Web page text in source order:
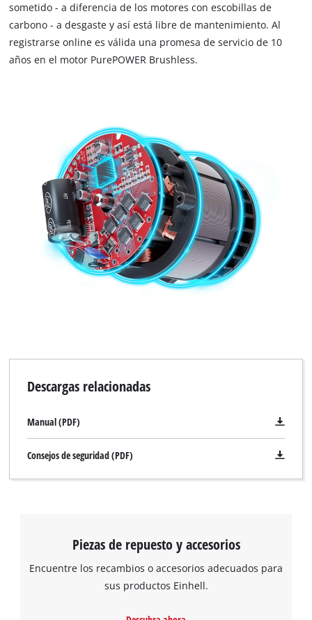
sometido - a diferencia de los motores con escobillas de
carbono - a desgaste y así está libre de mantenimiento. Al
registrarse online es válida una promesa de servicio de 10
años en el motor PurePOWER Brushless.
Descargas relacionadas
Manual (PDF)
Consejos de seguridad (PDF)
Piezas de repuesto y accesorios
Encuentre los recambios o accesorios adecuados para
sus productos Einhell.